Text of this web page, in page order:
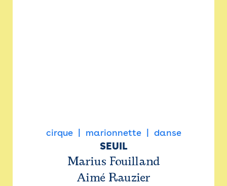
cirque marionnette danse
SEUIL
Marius Fouilland
Aimé Rauzier